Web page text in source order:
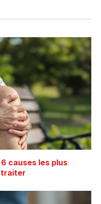
causes les plus
traiter